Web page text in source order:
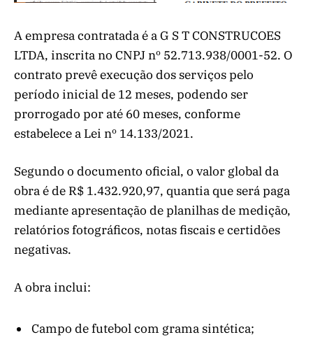
A empresa contratada é a G S T CONSTRUCOES
LTDA, inscrita no CNPJ nº 52.713.938/0001-52. O
contrato prevê execução dos serviços pelo
período inicial de 12 meses, podendo ser
prorrogado por até 60 meses, conforme
estabelece a Lei nº 14.133/2021.
Segundo o documento oficial, o valor global da
obra é de R$ 1.432.920,97, quantia que será paga
mediante apresentação de planilhas de medição,
relatórios fotográficos, notas fiscais e certidões
negativas.
A obra inclui:
Campo de futebol com grama sintética;